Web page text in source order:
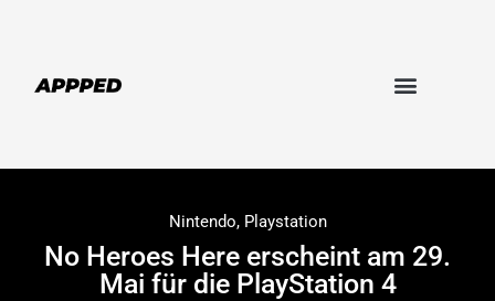
Nintendo, Playstation
No Heroes Here erscheint am 29.
Mai für die PlayStation 4